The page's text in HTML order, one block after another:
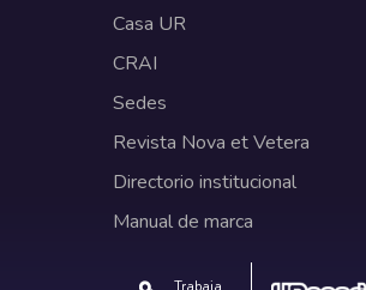
Casa UR
CRAI
Sedes
Revista Nova et Vetera
Directorio institucional
Manual de marca